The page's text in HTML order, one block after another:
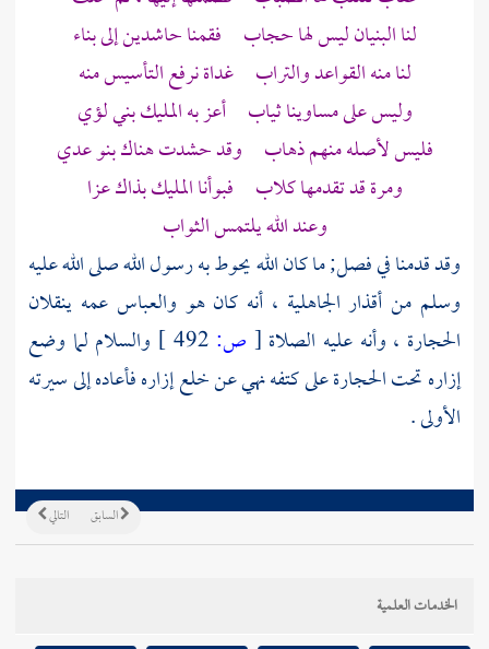
لنا البنيان ليس لها حجاب فقمنا حاشدين إلى بناء
لنا منه القواعد والتراب غداة نرفع التأسيس منه
وليس على مساوينا ثياب أعز به المليكبني لؤي
فليس لأصله منهم ذهاب وقد حشدت هناكبنو عدي
ومرة قد تقدمهاكلاب فبوأنا المليك بذاك عزا
وعند الله يلتمس الثواب
وقد قدمنا في فصل; ما كان الله يحوط به رسول الله صلى الله عليه
وسلم من أقذار الجاهلية ، أنه كان هو والعباس عمه ينقلان
الحجارة ، وأنه عليه الصلاة [ ص:
والسلام لما وضع
إزاره تحت الحجارة على كتفه نهي عن خلع إزاره فأعاده إلى سيرته
الأولى .
التالي السابق
الخدمات العلمية